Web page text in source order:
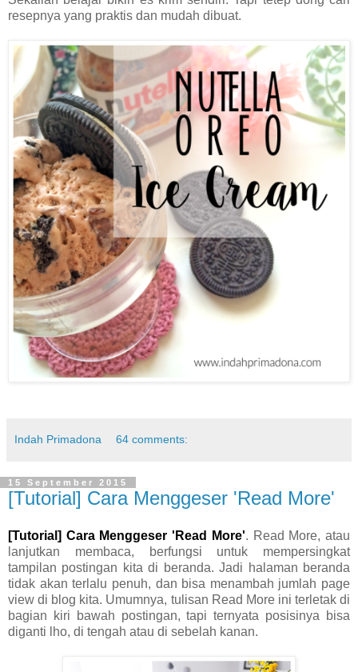
resepnya yang praktis dan mudah dibuat.
Indah Primadona 64 comments:
15 September 2015
[Tutorial] Cara Menggeser 'Read More'
[Tutorial] Cara Menggeser 'Read More'. Read More, atau
lanjutkan membaca, berfungsi untuk mempersingkat
tampilan postingan kita di beranda. Jadi halaman beranda
tidak akan terlalu penuh, dan bisa menambah jumlah page
view di blog kita. Umumnya, tulisan Read More ini terletak di
bagian kiri bawah postingan, tapi ternyata posisinya bisa
diganti lho, di tengah atau di sebelah kanan.